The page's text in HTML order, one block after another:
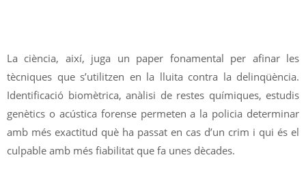
La ciència, així, juga un paper fonamental per afinar les
tècniques que s’utilitzen en la lluita contra la delinqüència.
Identificació biomètrica, anàlisi de restes químiques, estudis
genètics o acústica forense permeten a la policia determinar
amb més exactitud què ha passat en cas d’un crim i qui és el
culpable amb més fiabilitat que fa unes dècades.